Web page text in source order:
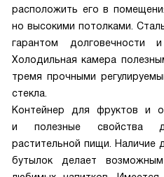
расположить его в
но высокими потолками.
гарантом долговечности
Холодильная камера
тремя прочными
стекла.
Контейнер для фруктов и
и полезные свойства
растительной пищи. Наличие
бутылок делает